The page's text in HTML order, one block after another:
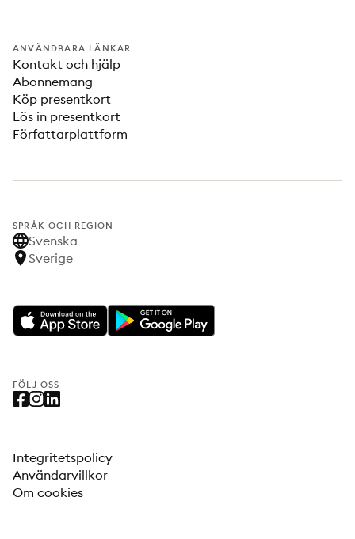
ANVÄNDBARA LÄNKAR
Kontakt och hjälp
Abonnemang
Köp presentkort
Lös in presentkort
Författarplattform
SPRÅK OCH REGION
Svenska
Sverige
FÖLJ OSS
Integritetspolicy
Användarvillkor
Om cookies